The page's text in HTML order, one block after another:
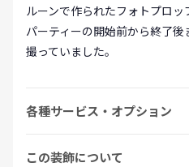
ルーンで作られたフォトプロッ
パーティーの開始前から終了
撮っていました。
各種サービス・オプション
この装飾について